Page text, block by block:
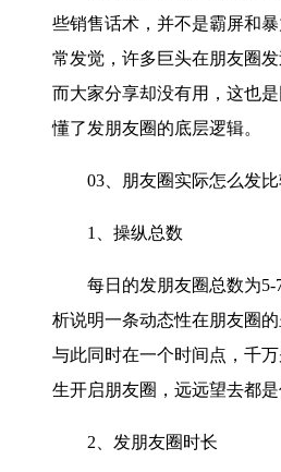
些销售话术，并不是霸屏和
常发觉，许多巨头在朋友圈
而大家分享却没有用，这也
懂了发朋友圈的底层逻辑。
03、朋友圈实际怎么发比
1、操纵总数
每日的发朋友圈总数为5-7
析说明一条动态性在朋友圈的
与此同时在一个时间点，千
生开启朋友圈，远远望去都
2、发朋友圈时长